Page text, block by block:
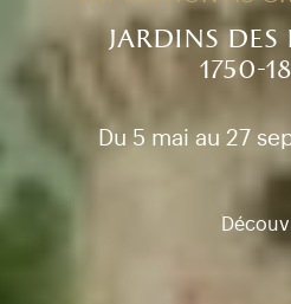
jardins des
1750-
Du 5 mai au 27